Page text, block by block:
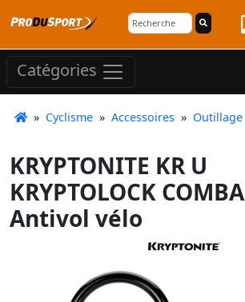
Catégories
» Cyclisme » Accessoires » Outillage
KRYPTONITE KR U
KRYPTOLOCK COMBA
Antivol vélo